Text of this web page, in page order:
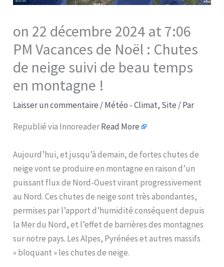
on 22 décembre 2024 at 7:06
PM Vacances de Noël : Chutes
de neige suivi de beau temps
en montagne !
Laisser un commentaire /Météo - Climat, Site / Par
Republié via InnoreaderRead More
Aujourd’hui, et jusqu’à demain, de fortes chutes de
neige vont se produire en montagne en raison d’un
puissant flux de Nord-Ouest virant progressivement
au Nord. Ces chutes de neige sont très abondantes,
permises par l’apport d’humidité conséquent depuis
la Mer du Nord, et l’effet de barrières des montagnes
sur notre pays. Les Alpes, Pyrénées et autres massifs
« bloquant » les chutes de neige.